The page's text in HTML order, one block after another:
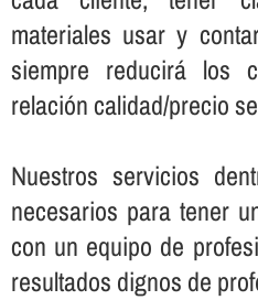
materiales usar y
siempre reducirá los
relación calidad/precio
Nuestros servicios
necesarios para tener
con un equipo de
resultados dignos de